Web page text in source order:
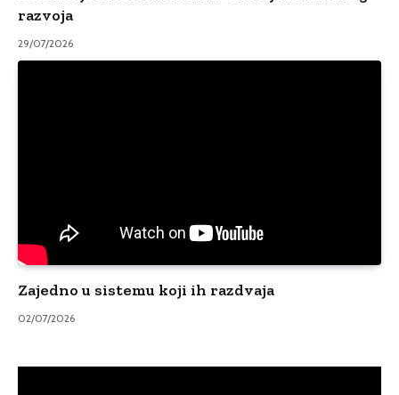
razvoja
29/07/2026
Zajedno u sistemu koji ih razdvaja
02/07/2026